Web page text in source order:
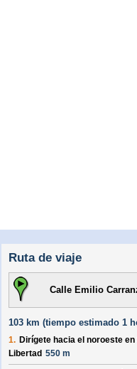
Ruta de viaje
Calle Emilio
103 km (tiempo estimado 1
1. Dirígete hacia el noroeste en
Libertad 550 m